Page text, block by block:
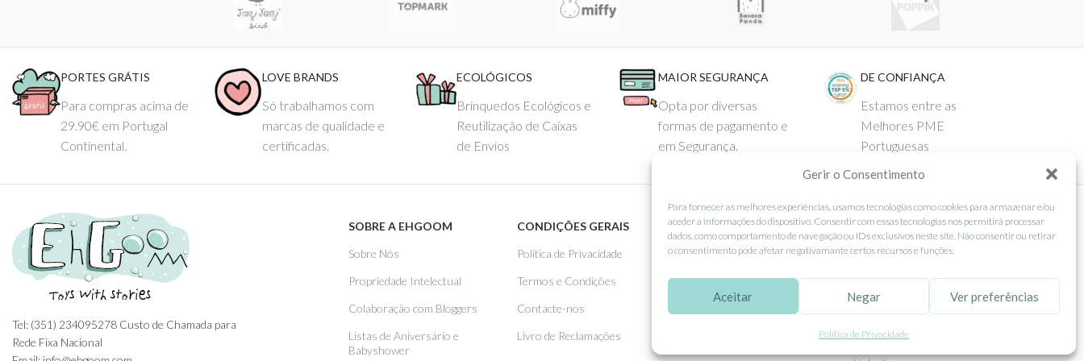
Gerir o Consentimento
Para fornecer as melhores experiências, usamos tecnologias como cookies para armazenar e/ou
aceder a informações do dispositivo. Consentir com essas tecnologias nos permitirá processar
dados, como comportamento de navegação ou IDs exclusivos neste site. Não consentir ou retirar
o consentimento pode afetar negativamante certos recursos e funções.
Aceitar Negar Ver preferências
Política de Privacidade
PORTES GRÁTIS
Para compras acima de
29.90€ em Portugal
Continental.
LOVE BRANDS
Só trabalhamos com
marcas de qualidade e
certificadas.
ECOLÓGICOS
Brinquedos Ecológicos e
Reutilização de Caixas
de Envios
MAIOR SEGURANÇA
Opta por diversas
formas de pagamento e
em Segurança.
DE CONFIANÇA
Estamos entre as
Melhores PME
Portuguesas
Tel: (351) 234095278 Custo de Chamada para
Rede Fixa Nacional
SOBRE A EHGOOM
Sobre Nós
Propriedade Intelectual
Colaboração com Bloggers
Listas de Aniversário e
Babyshower
CONDIÇÕES GERAIS
Politica de Privacidade
Termos e Condições
Contacte-nos
Livro de Reclamações
APOIO AO CLIENTE
Como Comprar
Pagamentos
SEGUE-NOS
Facebook
Instagram
Pinterest
X